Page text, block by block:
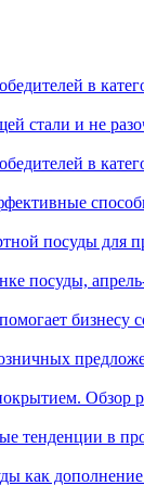
в
стали и не
в
посуды для
посуды,
бизнесу
Обзор
тенденции в
как